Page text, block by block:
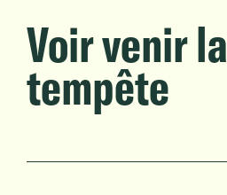
Voir venir la
tempête